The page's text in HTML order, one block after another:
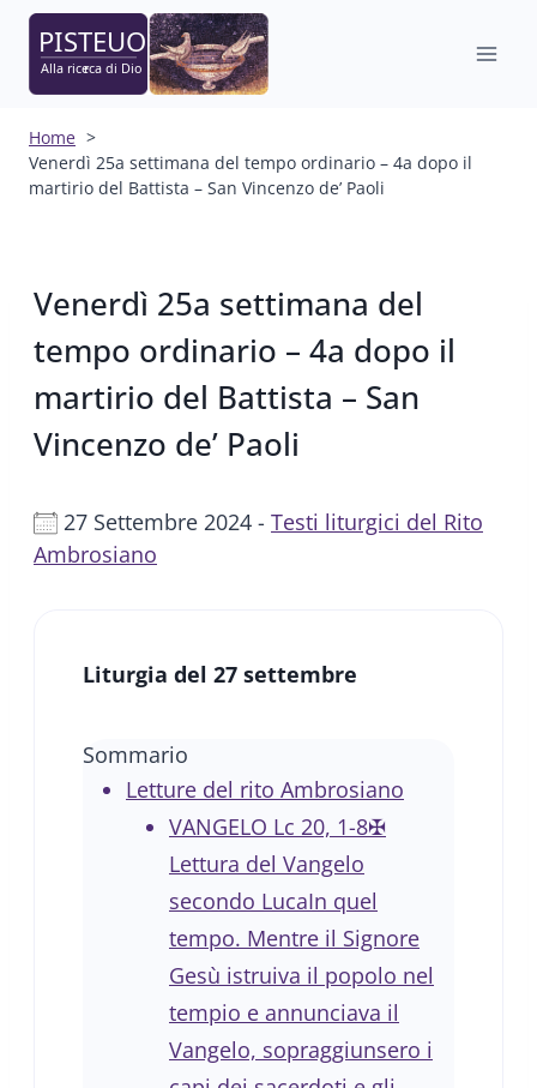
Salta
contenuto
Home
Venerdì 25a settimana del tempo ordinario – 4a dopo il
martirio del Battista – San Vincenzo de’ Paoli
Venerdì 25a settimana del
tempo ordinario – 4a dopo il
martirio del Battista – San
Vincenzo de’ Paoli
27 Settembre 2024 - Testi liturgici del Rito
Ambrosiano
Liturgia del 27 settembre
Sommario
Letture del rito Ambrosiano
VANGELO Lc 20, 1-8✠
Lettura del Vangelo
secondo LucaIn quel
tempo. Mentre il Signore
Gesù istruiva il popolo nel
tempio e annunciava il
Vangelo, sopraggiunsero i